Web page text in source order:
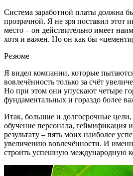
Система заработной платы должна
прозрачной. Я не зря поставил этот
место – он действительно имеет
хотя и важен. Но он как бы
Резюме
Я видел компании, которые
вовлечённость только за счёт
Но при этом они упускают четыре
фундаментальных и гораздо более
Итак, большие и долгосрочные цели,
обучение персонала, геймификация
результату – пять моих наиболее
увеличению вовлечённости. И
строить успешную международную